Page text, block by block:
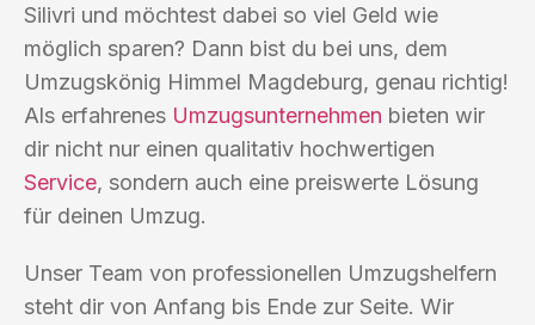
Silivri und möchtest dabei so viel Geld wie
möglich sparen? Dann bist du bei uns, dem
Umzugskönig Himmel Magdeburg, genau richtig!
Als erfahrenes Umzugsunternehmen bieten wir
dir nicht nur einen qualitativ hochwertigen
Service, sondern auch eine preiswerte Lösung
für deinen Umzug.
Unser Team von professionellen Umzugshelfern
steht dir von Anfang bis Ende zur Seite. Wir